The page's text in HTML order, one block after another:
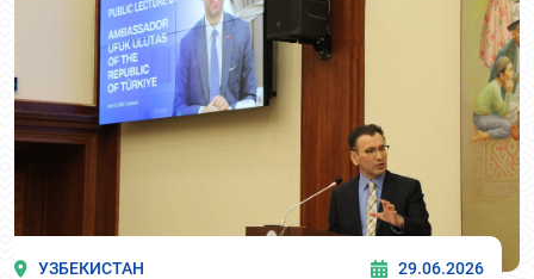
туристических центров страны - Бухарой.
УЗБЕКИСТАН 29.06.2026